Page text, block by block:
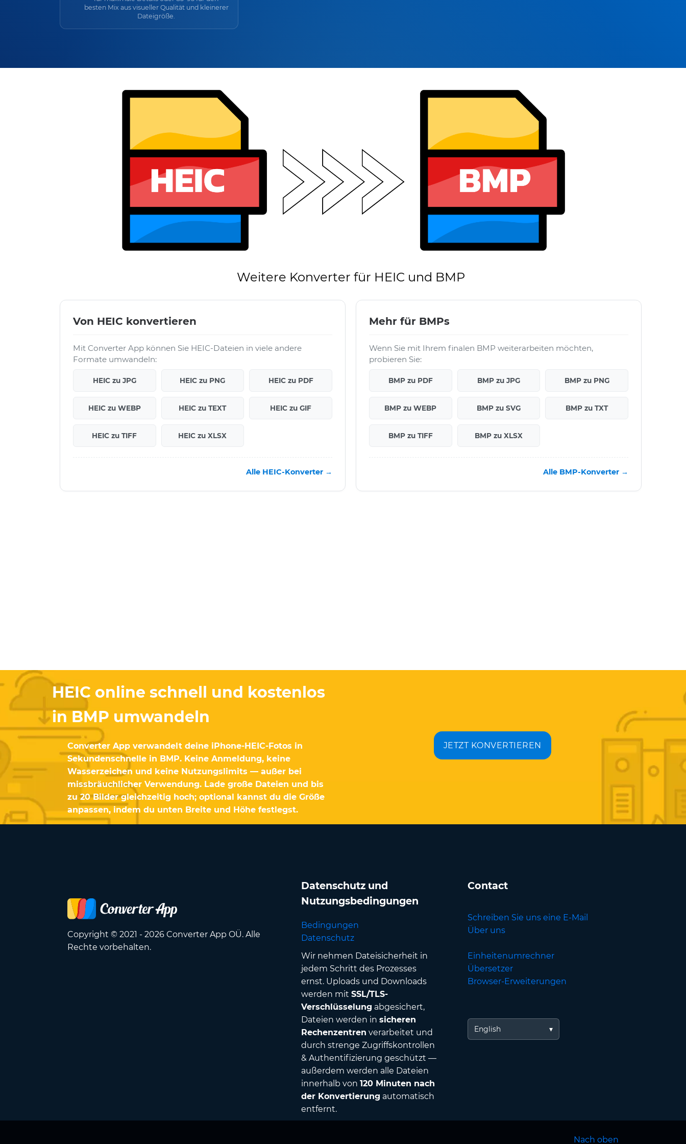
besten Mix aus visueller Qualität und kleinerer
Dateigröße.
Weitere Konverter für HEIC und BMP
Von HEIC konvertieren
Mit Converter App können Sie HEIC-Dateien in viele andere
Formate umwandeln:
HEIC zu JPG HEIC zu PNG HEIC zu PDF
HEIC zu WEBP HEIC zu TEXT HEIC zu GIF
HEIC zu TIFF HEIC zu XLSX
Alle HEIC-Konverter →
Mehr für BMPs
Wenn Sie mit Ihrem finalen BMP weiterarbeiten möchten,
probieren Sie:
BMP zu PDF BMP zu JPG BMP zu PNG
BMP zu WEBP BMP zu SVG BMP zu TXT
BMP zu TIFF BMP zu XLSX
Alle BMP-Konverter →
HEIC online schnell und kostenlos
in BMP umwandeln
Converter App verwandelt deine iPhone-HEIC-Fotos in
Sekundenschnelle in BMP. Keine Anmeldung, keine
Wasserzeichen und keine Nutzungslimits — außer bei
missbräuchlicher Verwendung. Lade große Dateien und bis
zu 20 Bilder gleichzeitig hoch; optional kannst du die Größe
anpassen, indem du unten Breite und Höhe festlegst.
JETZT KONVERTIEREN
Copyright © 2021 - 2026 Converter App OÜ. Alle
Rechte vorbehalten.
Datenschutz und
Nutzungsbedingungen
Bedingungen
Datenschutz
Wir nehmen Dateisicherheit in
jedem Schritt des Prozesses
ernst. Uploads und Downloads
werden mit SSL/TLS-
Verschlüsselung abgesichert,
Dateien werden in sicheren
Rechenzentren verarbeitet und
durch strenge Zugriffskontrollen
& Authentifizierung geschützt —
außerdem werden alle Dateien
innerhalb von 120 Minuten nach
der Konvertierung automatisch
entfernt.
Contact
Schreiben Sie uns eine E-Mail
Über uns
Einheitenumrechner
Übersetzer
Browser-Erweiterungen
English
Nach oben